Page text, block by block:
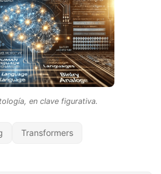
en clave figurativa.
Transformers